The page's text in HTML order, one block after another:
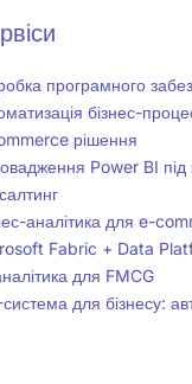
програмного
бізнес-
рішення
Power BI під
аналітика для e-
Fabric + Data
для FMCG
для бізнесу: